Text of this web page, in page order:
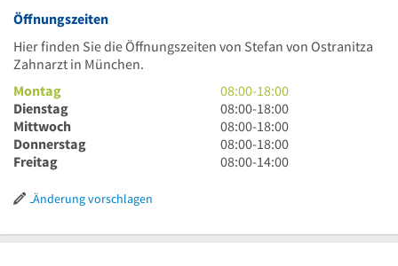
Öffnungszeiten
Hier finden Sie die Öffnungszeiten von Stefan von Ostranitza
Zahnarzt in München.
Montag
8
Uhr
bis
18
Uhr
08:00-18:00
Dienstag
8
Uhr
bis
18
08:00-18:00
Mittwoch
8
Uhr
bis
08:00-18:00
Donnerstag
8
Uhr
08:00-18:00
Freitag
8
Uhr
08:00-14:00
Änderung vorschlagen